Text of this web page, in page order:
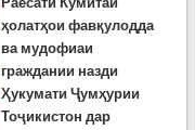
ҳолатҳои фавқулодда
ва мудофиаи
граждании назди
Ҳукумати Ҷумҳурии
Тоҷикистон дар